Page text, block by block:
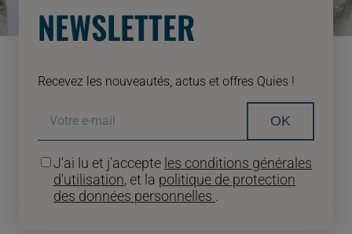
NEWSLETTER
Recevez les nouveautés, actus et offres Quies !
OK
J'ai lu et j'accepte les conditions générales
d'utilisation, et la politique de protection
des données personnelles .